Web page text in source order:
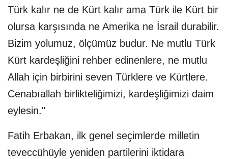
Türk kalır ne de Kürt kalır ama Türk ile Kürt bir
olursa karşısında ne Amerika ne İsrail durabilir.
Bizim yolumuz, ölçümüz budur. Ne mutlu Türk
Kürt kardeşliğini rehber edinenlere, ne mutlu
Allah için birbirini seven Türklere ve Kürtlere.
Cenabıallah birlikteliğimizi, kardeşliğimizi daim
eylesin."
Fatih Erbakan, ilk genel seçimlerde milletin
teveccühüyle yeniden partilerini iktidara